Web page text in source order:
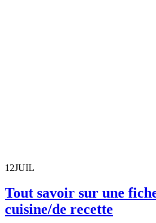
12JUIL
Tout savoir sur une
cuisine/de recette